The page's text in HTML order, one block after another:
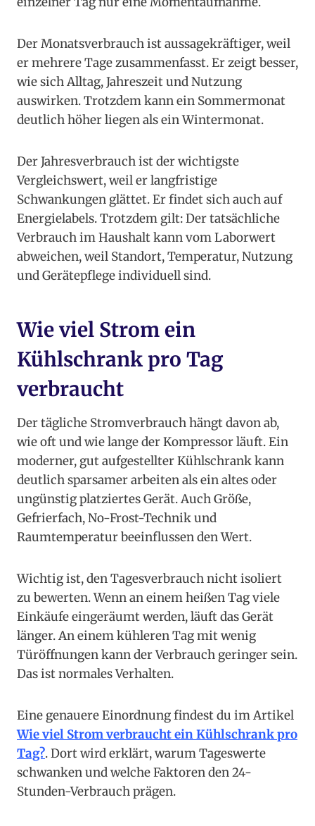
Der Monatsverbrauch ist aussagekräftiger, weil
er mehrere Tage zusammenfasst. Er zeigt besser,
wie sich Alltag, Jahreszeit und Nutzung
auswirken. Trotzdem kann ein Sommermonat
deutlich höher liegen als ein Wintermonat.
Der Jahresverbrauch ist der wichtigste
Vergleichswert, weil er langfristige
Schwankungen glättet. Er findet sich auch auf
Energielabels. Trotzdem gilt: Der tatsächliche
Verbrauch im Haushalt kann vom Laborwert
abweichen, weil Standort, Temperatur, Nutzung
und Gerätepflege individuell sind.
Wie viel Strom ein
Kühlschrank pro Tag
verbraucht
Der tägliche Stromverbrauch hängt davon ab,
wie oft und wie lange der Kompressor läuft. Ein
moderner, gut aufgestellter Kühlschrank kann
deutlich sparsamer arbeiten als ein altes oder
ungünstig platziertes Gerät. Auch Größe,
Gefrierfach, No-Frost-Technik und
Raumtemperatur beeinflussen den Wert.
Wichtig ist, den Tagesverbrauch nicht isoliert
zu bewerten. Wenn an einem heißen Tag viele
Einkäufe eingeräumt werden, läuft das Gerät
länger. An einem kühleren Tag mit wenig
Türöffnungen kann der Verbrauch geringer sein.
Das ist normales Verhalten.
Eine genauere Einordnung findest du im Artikel
Wie viel Strom verbraucht ein Kühlschrank pro
Tag?. Dort wird erklärt, warum Tageswerte
schwanken und welche Faktoren den 24-
Stunden-Verbrauch prägen.